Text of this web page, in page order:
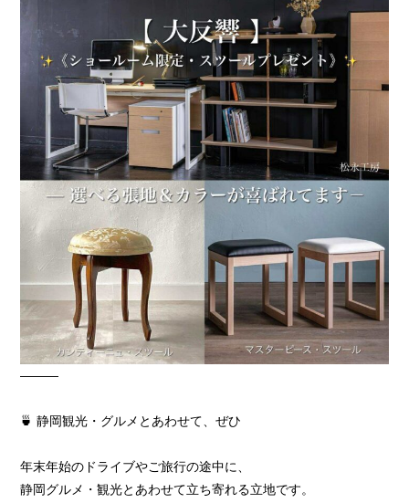
―――
🍵 静岡観光・グルメとあわせて、ぜひ
年末年始のドライブやご旅行の途中に、
静岡グルメ・観光とあわせて立ち寄れる立地です。